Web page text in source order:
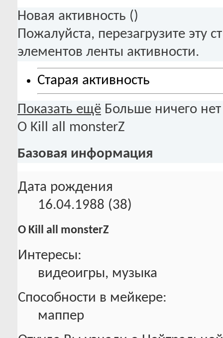
Новая активность ()
Пожалуйста, перезагрузите эту
элементов ленты активности.
Старая активность
Показать ещё Больше ничего нет
О Kill all monsterZ
Базовая информация
Дата рождения
16.04.1988 (38)
О Kill all monsterZ
Интересы:
видеоигры, музыка
Способности в мейкере:
маппер